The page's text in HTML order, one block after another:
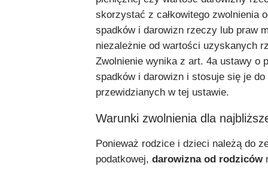
skorzystać z całkowitego zwolnienia
spadków i darowizn rzeczy lub praw
niezależnie od wartości uzyskanych
Zwolnienie wynika z art. 4a ustawy o
spadków i darowizn i stosuje się je
przewidzianych w tej ustawie.
Warunki zwolnienia dla
Ponieważ rodzice i dzieci należą do
podatkowej, darowizna od rodziców